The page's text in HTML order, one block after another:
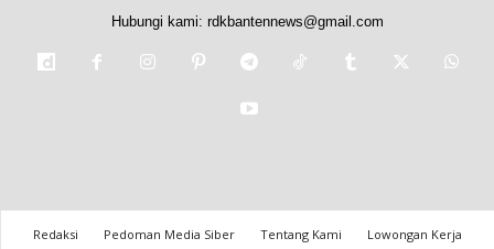
Hubungi kami: rdkbantennews@gmail.com
Redaksi Pedoman Media Siber Tentang Kami
Lowongan Kerja